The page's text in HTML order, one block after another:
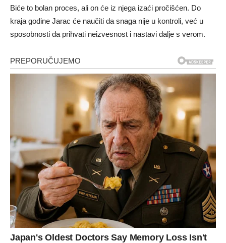
Biće to bolan proces, ali on će iz njega izaći pročišćen. Do
kraja godine Jarac će naučiti da snaga nije u kontroli, već u
sposobnosti da prihvati neizvesnost i nastavi dalje s verom.